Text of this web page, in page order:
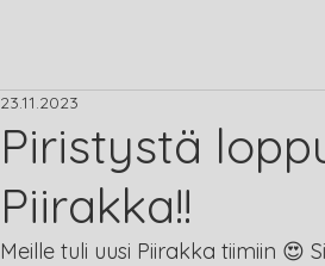
Piristystä
Piirakka!!
23.11.2023
Meille tuli uusi Piirakka tiimiin 😍